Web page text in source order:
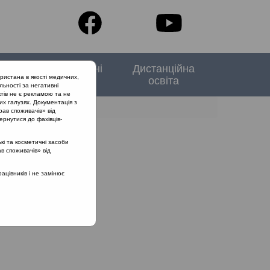
Спеціальні
випуски
Дистанційна
освіта
в якості медичних,
за негативні
не є рекламою та не
галузях. Документація з
споживачів» від
до фахівців-
та косметичні засоби
споживачів» від
і не замінює